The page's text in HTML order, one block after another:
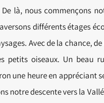
là, nous commençons
différents étages
Avec de la chance,
oiseaux. Un beau
une heure en appréciant
notre descente vers la